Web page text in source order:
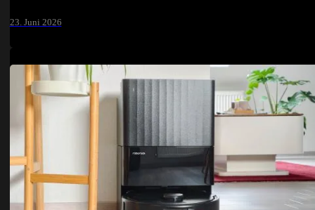
23. Juni 2026